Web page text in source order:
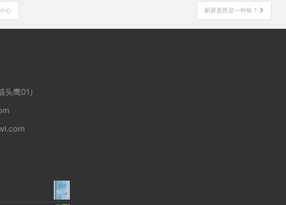
心 刷屏竟然是一种病？
鹰01）